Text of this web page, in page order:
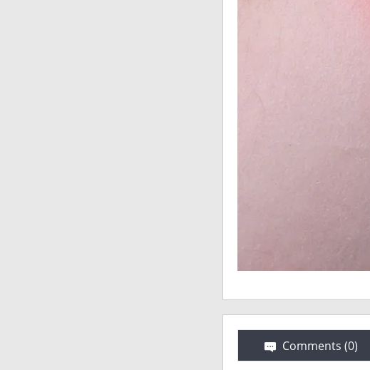
Comments (0)